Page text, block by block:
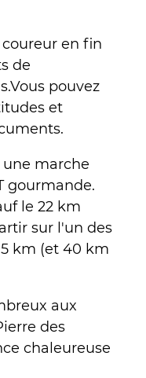
en fin
de
pouvez
et
marche
gourmande.
le 22 km
sur l'un des
km (et 40 km
aux
des
chaleureuse